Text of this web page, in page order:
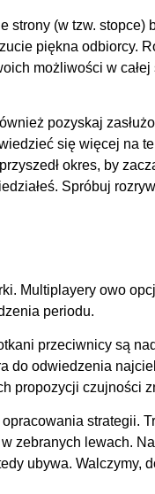
(w tzw. stopce)
piękna odbiorcy.
możliwości w
pozyskaj
się więcej na
okres, by
Spróbuj
Multiplayery owo
periodu.
przeciwnicy są
do odwiedzenia
propozycji czujności
strategii.
zebranych lewach.
ubywa. Walczymy,